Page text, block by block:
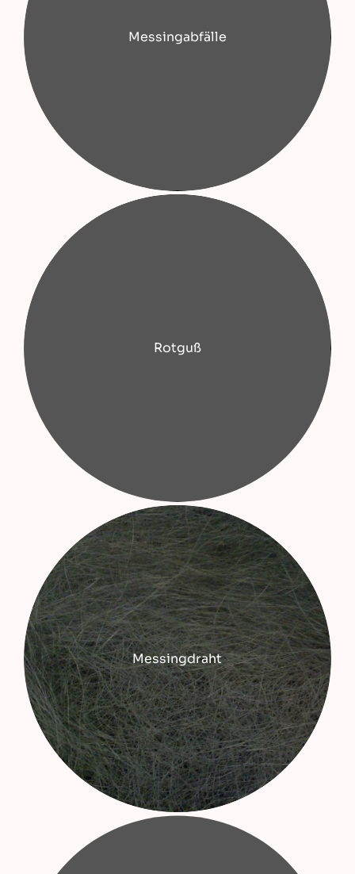
Messingabfälle
Rotguß
Messingdraht